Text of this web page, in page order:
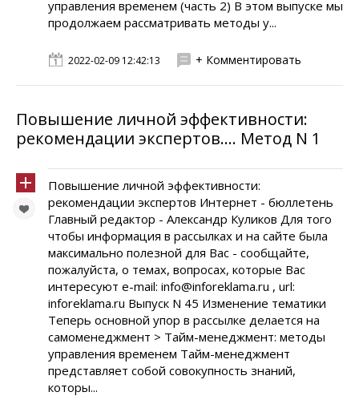
управления временем (часть 2) В этом выпуске мы
продолжаем рассматривать методы у...
2022-02-09 12:42:13 + Комментировать
Повышение личной эффективности:
рекомендации экспертов.... Метод N 1
Повышение личной эффективности:
рекомендации экспертов Интернет - бюллетень
Главный редактор - Александр Куликов Для того
чтобы информация в рассылках и на сайте была
максимально полезной для Вас - сообщайте,
пожалуйста, о темах, вопросах, которые Вас
интересуют e-mail: info@inforeklama.ru , url:
inforeklama.ru Выпуск N 45 Изменение тематики
Теперь основной упор в рассылке делается на
самоменеджмент > Тайм-менеджмент: методы
управления временем Тайм-менеджмент
представляет собой совокупность знаний,
которы...